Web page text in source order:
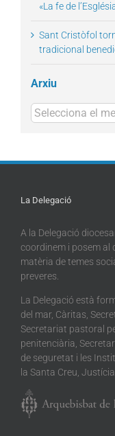
«La fe de
Sant Cristòfol
tradicional
Arxiu
Arxius
La Delegació
A la Delegació
coordinem i posem al
matèria de temes
preveres.
La Delegació està
del mar, Càritas,
Secretariat pastoral
penitenciària,
de seguretat i les
la Santa Creu,